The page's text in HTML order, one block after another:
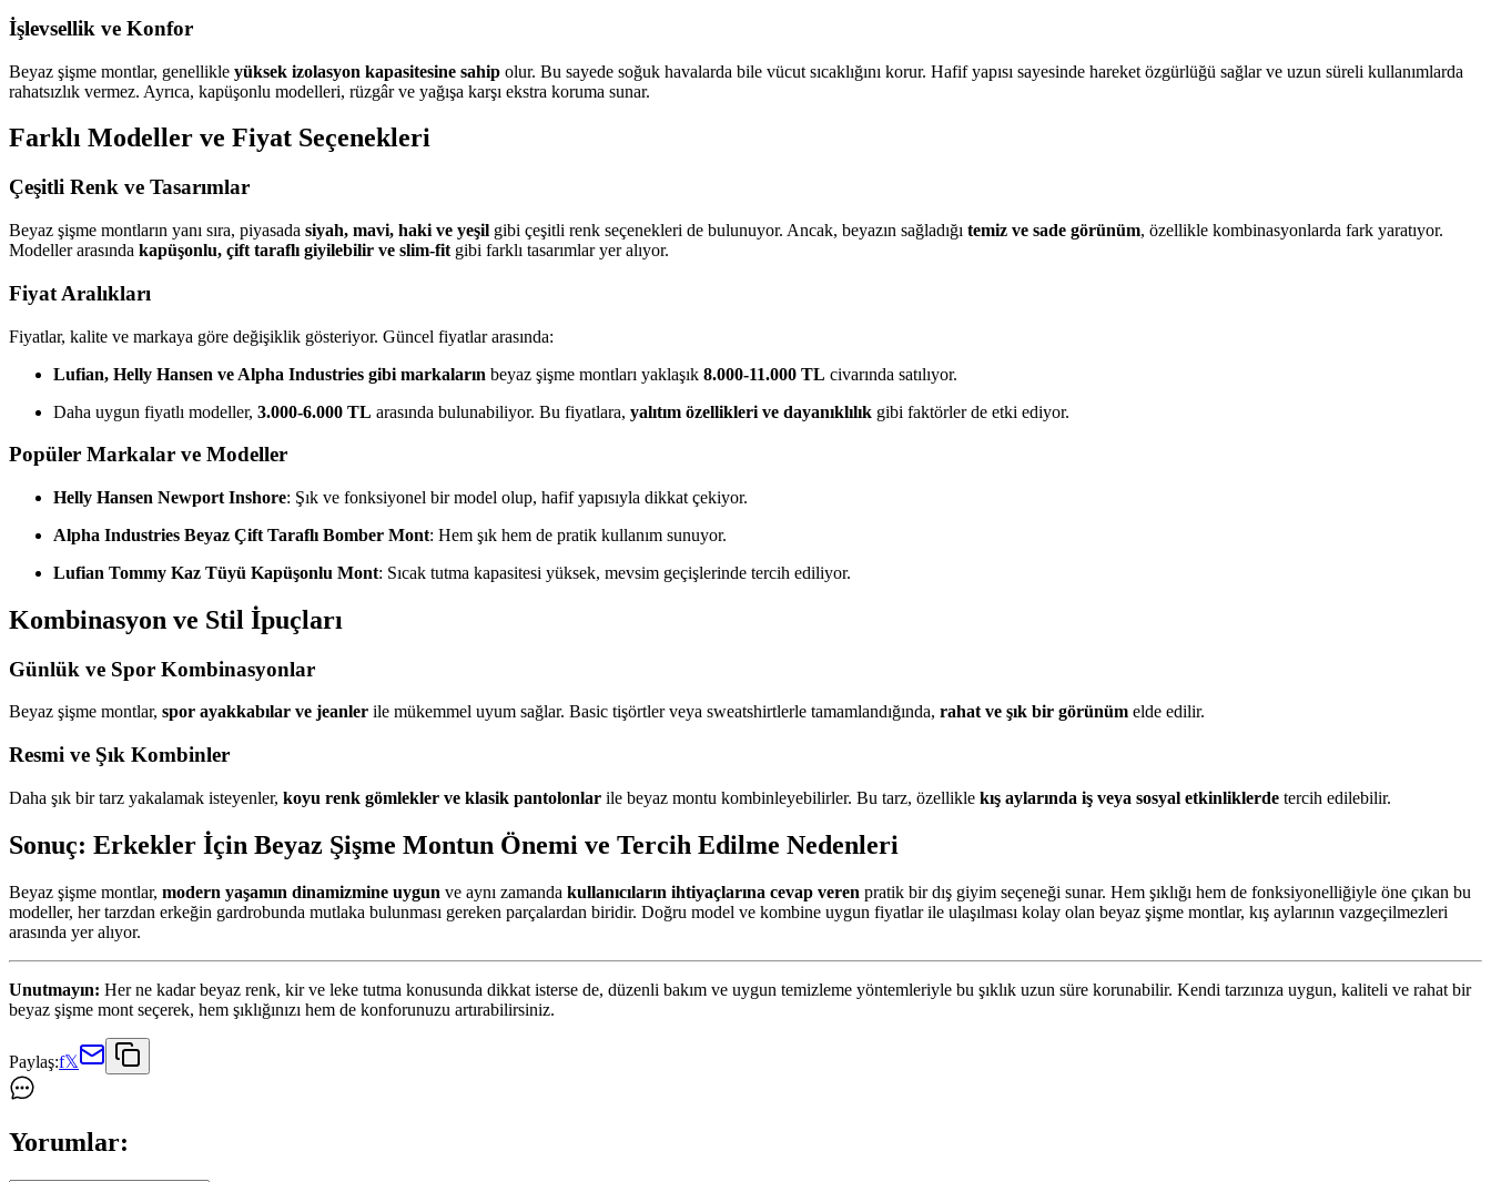
İşlevsellik ve Konfor
Beyaz şişme montlar, genellikle yüksek izolasyon kapasitesine sahip olur. Bu sayede soğuk havalarda bile vücut sıcaklığını korur. Hafif yapısı sayesinde hareket özgürlüğü sağlar ve uzun süreli kullanımlarda
rahatsızlık vermez. Ayrıca, kapüşonlu modelleri, rüzgâr ve yağışa karşı ekstra koruma sunar.
Farklı Modeller ve Fiyat Seçenekleri
Çeşitli Renk ve Tasarımlar
Beyaz şişme montların yanı sıra, piyasada siyah, mavi, haki ve yeşil gibi çeşitli renk seçenekleri de bulunuyor. Ancak, beyazın sağladığı temiz ve sade görünüm, özellikle kombinasyonlarda fark yaratıyor.
Modeller arasında kapüşonlu, çift taraflı giyilebilir ve slim-fit gibi farklı tasarımlar yer alıyor.
Fiyat Aralıkları
Fiyatlar, kalite ve markaya göre değişiklik gösteriyor. Güncel fiyatlar arasında:
Lufian, Helly Hansen ve Alpha Industries gibi markaların beyaz şişme montları yaklaşık 8.000-11.000 TL civarında satılıyor.
Daha uygun fiyatlı modeller, 3.000-6.000 TL arasında bulunabiliyor. Bu fiyatlara, yalıtım özellikleri ve dayanıklılık gibi faktörler de etki ediyor.
Popüler Markalar ve Modeller
Helly Hansen Newport Inshore: Şık ve fonksiyonel bir model olup, hafif yapısıyla dikkat çekiyor.
Alpha Industries Beyaz Çift Taraflı Bomber Mont: Hem şık hem de pratik kullanım sunuyor.
Lufian Tommy Kaz Tüyü Kapüşonlu Mont: Sıcak tutma kapasitesi yüksek, mevsim geçişlerinde tercih ediliyor.
Kombinasyon ve Stil İpuçları
Günlük ve Spor Kombinasyonlar
Beyaz şişme montlar, spor ayakkabılar ve jeanler ile mükemmel uyum sağlar. Basic tişörtler veya sweatshirtlerle tamamlandığında, rahat ve şık bir görünüm elde edilir.
Resmi ve Şık Kombinler
Daha şık bir tarz yakalamak isteyenler, koyu renk gömlekler ve klasik pantolonlar ile beyaz montu kombinleyebilirler. Bu tarz, özellikle kış aylarında iş veya sosyal etkinliklerde tercih edilebilir.
Sonuç: Erkekler İçin Beyaz Şişme Montun Önemi ve Tercih Edilme Nedenleri
Beyaz şişme montlar, modern yaşamın dinamizmine uygun ve aynı zamanda kullanıcıların ihtiyaçlarına cevap veren pratik bir dış giyim seçeneği sunar. Hem şıklığı hem de fonksiyonelliğiyle öne çıkan bu
modeller, her tarzdan erkeğin gardrobunda mutlaka bulunması gereken parçalardan biridir. Doğru model ve kombine uygun fiyatlar ile ulaşılması kolay olan beyaz şişme montlar, kış aylarının vazgeçilmezleri
arasında yer alıyor.
Unutmayın: Her ne kadar beyaz renk, kir ve leke tutma konusunda dikkat isterse de, düzenli bakım ve uygun temizleme yöntemleriyle bu şıklık uzun süre korunabilir. Kendi tarzınıza uygun, kaliteli ve rahat bir
beyaz şişme mont seçerek, hem şıklığınızı hem de konforunuzu artırabilirsiniz.
Paylaş:f𝕏
Yorumlar: